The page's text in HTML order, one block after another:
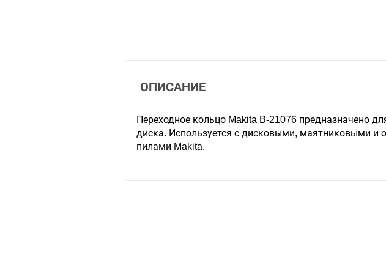
ОПИСАНИЕ
Переходное кольцо Makita B-21076 предназначено
диска. Используется с дисковыми, маятниковыми и
пилами Makita.